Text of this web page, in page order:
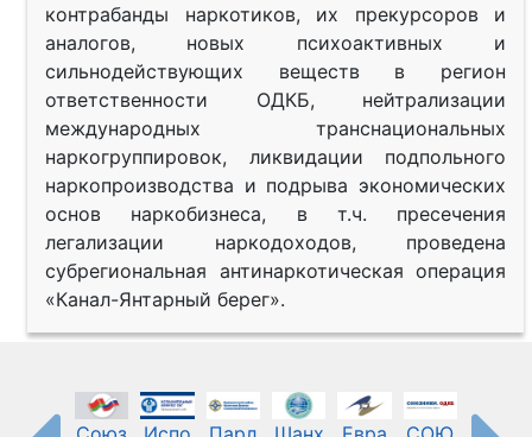
контрабанды наркотиков, их прекурсоров и
аналогов, новых психоактивных и
сильнодействующих веществ в регион
ответственности ОДКБ, нейтрализации
международных транснациональных
наркогруппировок, ликвидации подпольного
наркопроизводства и подрыва экономических
основ наркобизнеса, в т.ч. пресечения
легализации наркодоходов, проведена
субрегиональная антинаркотическая операция
«Канал-Янтарный берег».